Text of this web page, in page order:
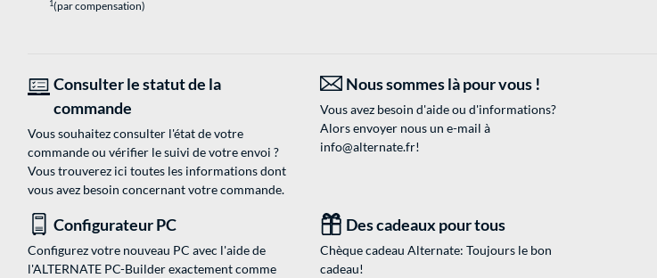
1(par compensation)
Consulter le statut de la
commande
Vous souhaitez consulter l'état de votre
commande ou vérifier le suivi de votre envoi ?
Vous trouverez ici toutes les informations dont
vous avez besoin concernant votre commande.
Nous sommes là pour vous !
Vous avez besoin d'aide ou d'informations?
Alors envoyer nous un e-mail à
info@alternate.fr!
Configurateur PC
Configurez votre nouveau PC avec l'aide de
l'ALTERNATE PC-Builder exactement comme
Des cadeaux pour tous
Chèque cadeau Alternate: Toujours le bon
cadeau!